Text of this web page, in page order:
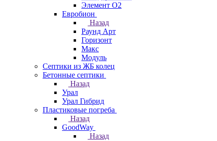
Элемент О2
Евробион
Назад
Раунд Арт
Горизонт
Макс
Модуль
Септики из ЖБ колец
Бетонные септики
Назад
Урал
Урал Гибрид
Пластиковые погреба
Назад
GoodWay
Назад